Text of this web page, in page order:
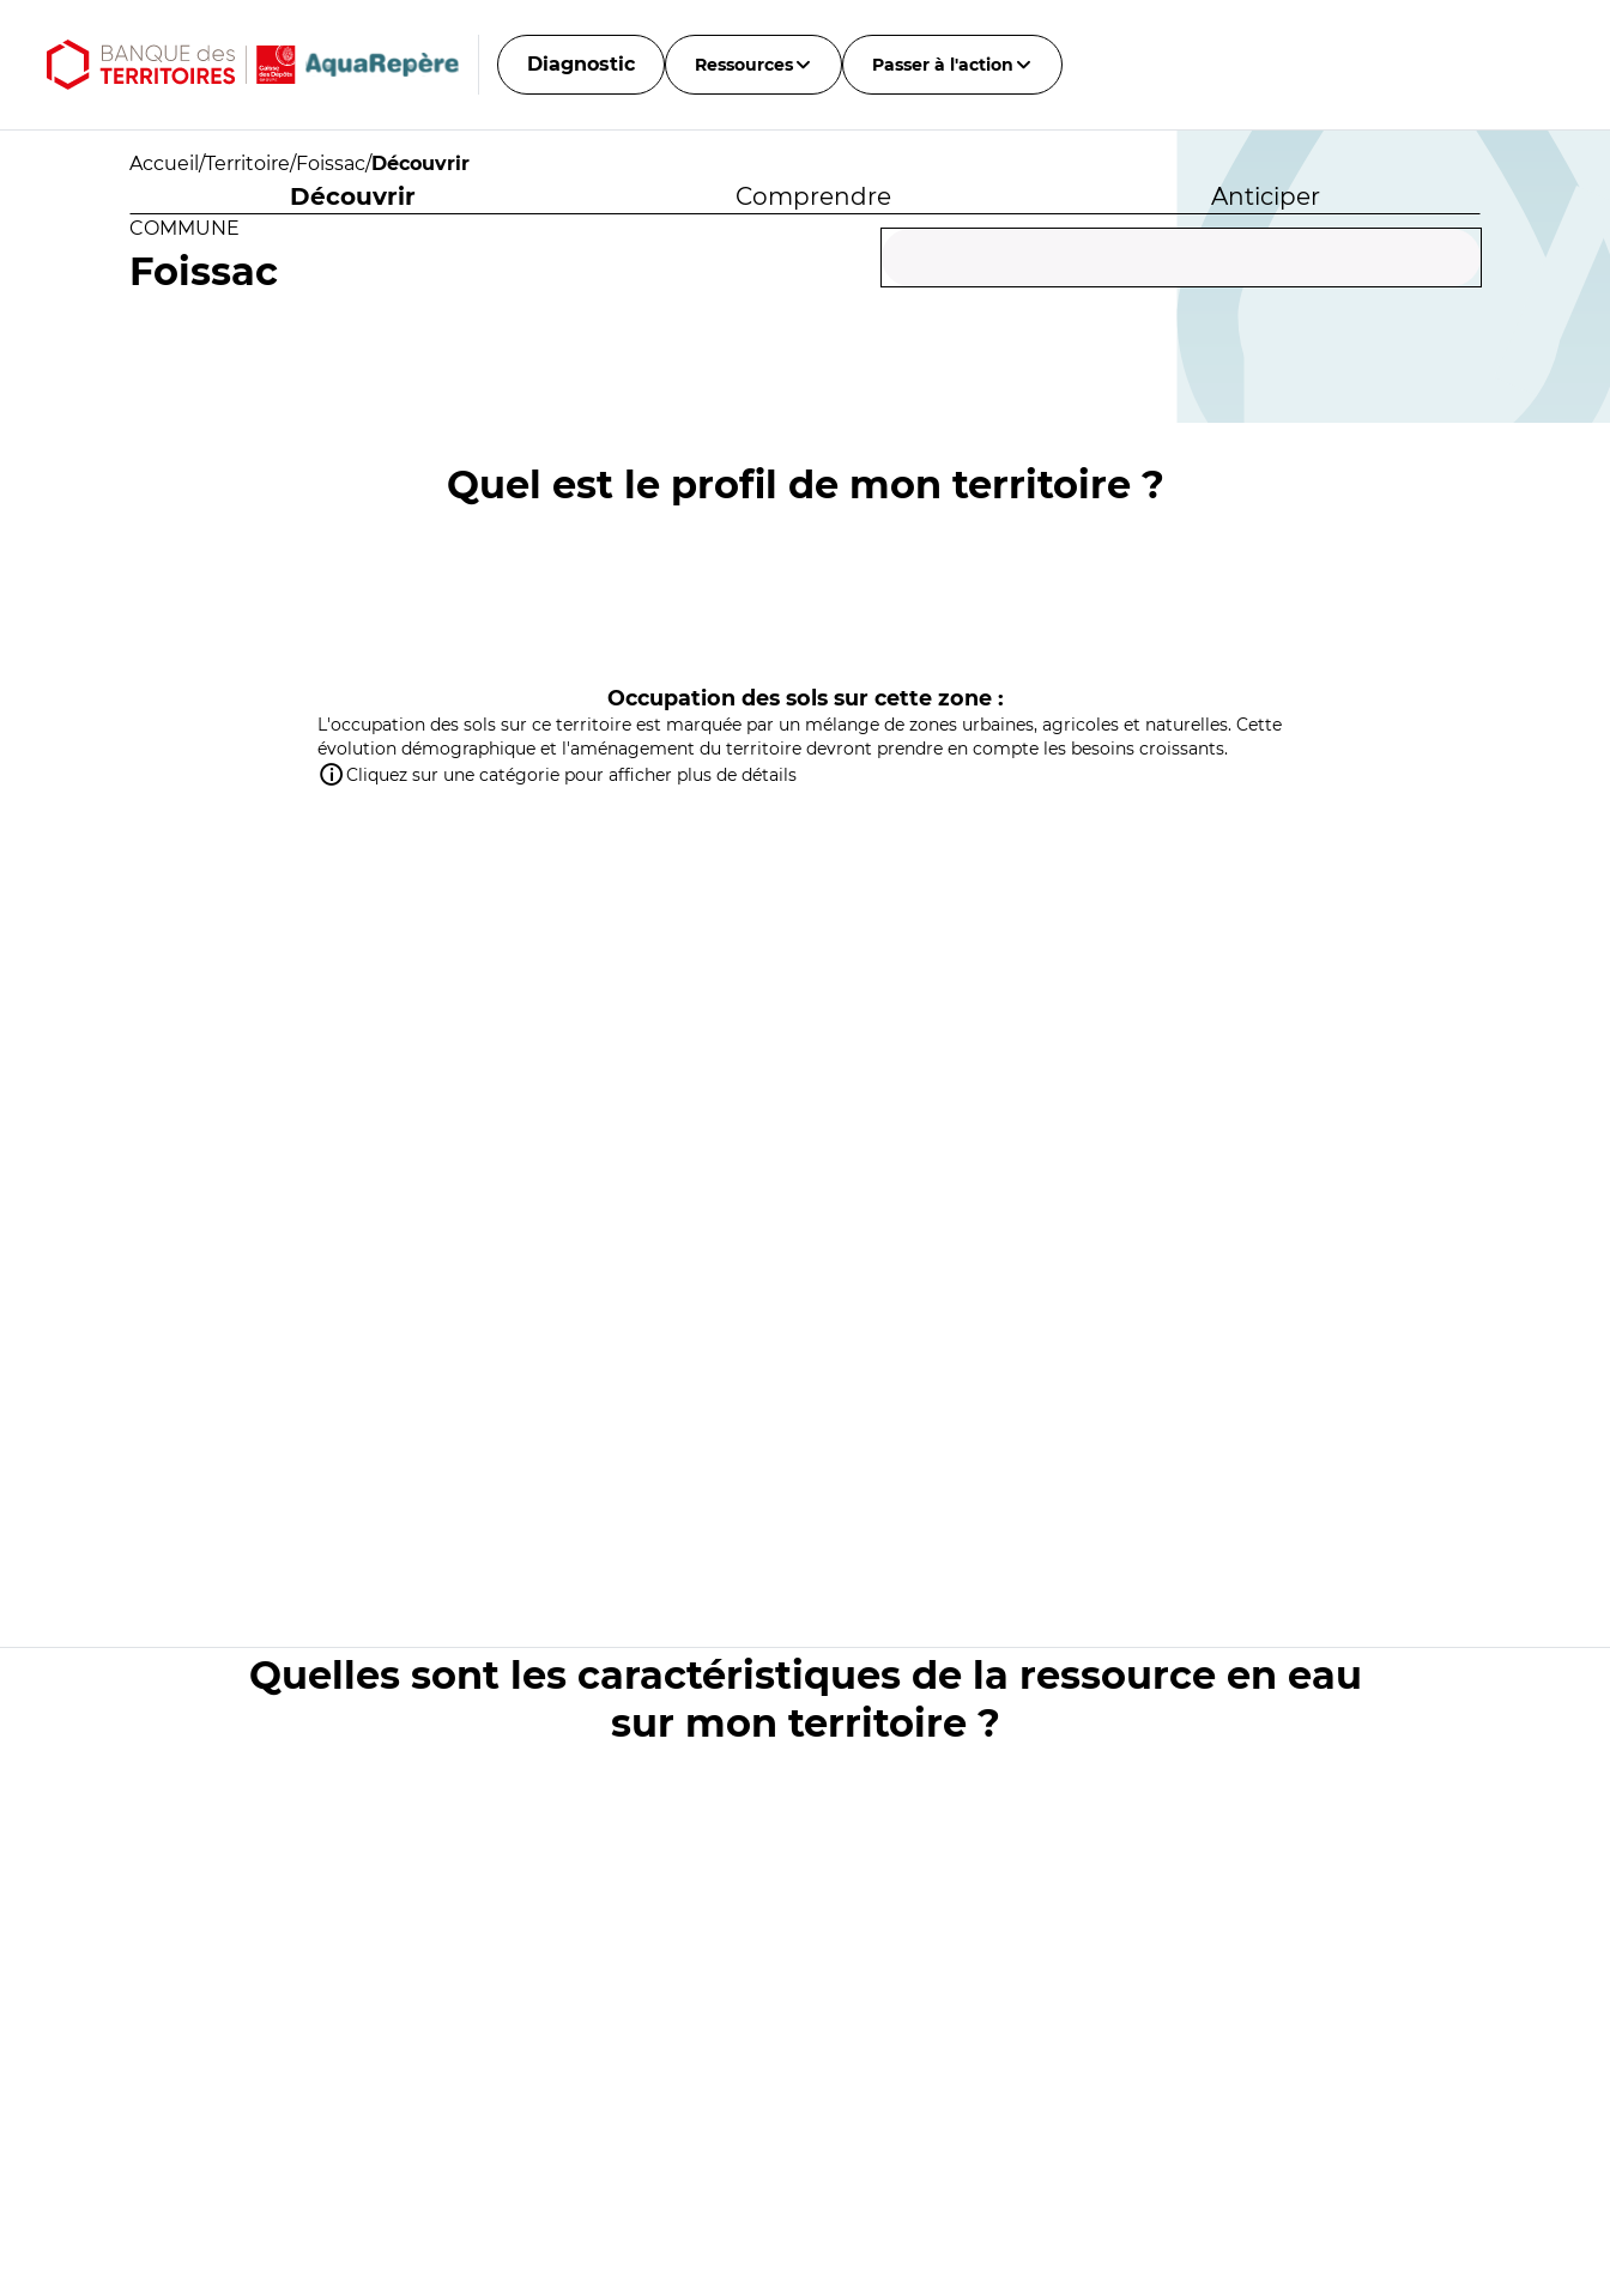
Diagnostic Ressources Passer à l'action
Accueil /Territoire/Foissac/Découvrir
Découvrir Comprendre Anticiper
COMMUNE
Foissac
Quel est le profil de mon territoire ?
Occupation des sols sur cette zone :
L'occupation des sols sur ce territoire est marquée par un mélange de zones urbaines, agricoles et naturelles. Cette
évolution démographique et l'aménagement du territoire devront prendre en compte les besoins croissants.
Cliquez sur une catégorie pour afficher plus de détails
Quelles sont les caractéristiques de la ressource en eau
sur mon territoire ?